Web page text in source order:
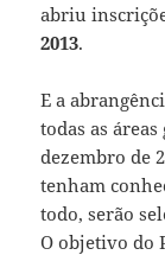
abriu
2013.
E a
todas as
dezembro de
tenham
todo, serão
O objetivo do